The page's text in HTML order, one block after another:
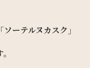
ーテルヌカスク」